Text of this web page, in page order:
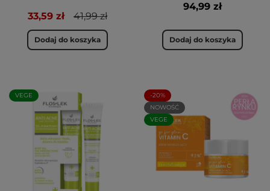
33,59 zł 41,99 zł
Dodaj do koszyka
94,99 zł
Dodaj do koszyka
VEGE
-20%
NOWOŚĆ
VEGE